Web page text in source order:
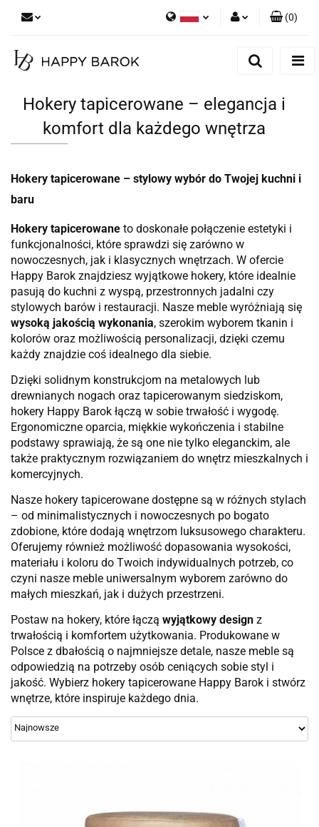
Dodaj zgłoszenie
(0)
Hokery tapicerowane – elegancja i
komfort dla każdego wnętrza
Hokery tapicerowane – stylowy wybór do Twojej kuchni i
baru
Hokery tapicerowane to doskonałe połączenie estetyki i
funkcjonalności, które sprawdzi się zarówno w
nowoczesnych, jak i klasycznych wnętrzach. W ofercie
Happy Barok znajdziesz wyjątkowe hokery, które idealnie
pasują do kuchni z wyspą, przestronnych jadalni czy
stylowych barów i restauracji. Nasze meble wyróżniają się
wysoką jakością wykonania, szerokim wyborem tkanin i
kolorów oraz możliwością personalizacji, dzięki czemu
każdy znajdzie coś idealnego dla siebie.
Dzięki solidnym konstrukcjom na metalowych lub
drewnianych nogach oraz tapicerowanym siedziskom,
hokery Happy Barok łączą w sobie trwałość i wygodę.
Ergonomiczne oparcia, miękkie wykończenia i stabilne
podstawy sprawiają, że są one nie tylko eleganckim, ale
także praktycznym rozwiązaniem do wnętrz mieszkalnych i
komercyjnych.
Nasze hokery tapicerowane dostępne są w różnych stylach
– od minimalistycznych i nowoczesnych po bogato
zdobione, które dodają wnętrzom luksusowego charakteru.
Oferujemy również możliwość dopasowania wysokości,
materiału i koloru do Twoich indywidualnych potrzeb, co
czyni nasze meble uniwersalnym wyborem zarówno do
małych mieszkań, jak i dużych przestrzeni.
Postaw na hokery, które łączą wyjątkowy design z
trwałością i komfortem użytkowania. Produkowane w
Polsce z dbałością o najmniejsze detale, nasze meble są
odpowiedzią na potrzeby osób ceniących sobie styl i
jakość. Wybierz hokery tapicerowane Happy Barok i stwórz
wnętrze, które inspiruje każdego dnia.